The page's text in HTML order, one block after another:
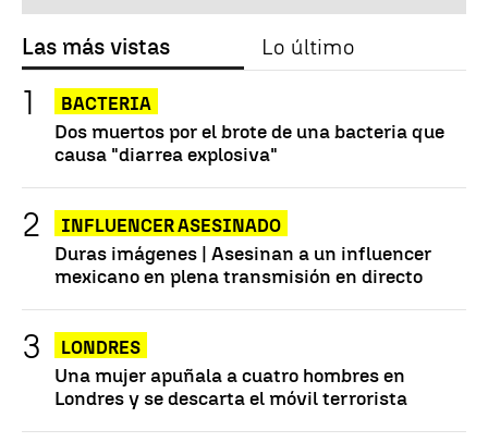
Las más vistas Lo último
BACTERIA
Dos muertos por el brote de una bacteria que
causa "diarrea explosiva"
INFLUENCER ASESINADO
Duras imágenes | Asesinan a un influencer
mexicano en plena transmisión en directo
LONDRES
Una mujer apuñala a cuatro hombres en
Londres y se descarta el móvil terrorista